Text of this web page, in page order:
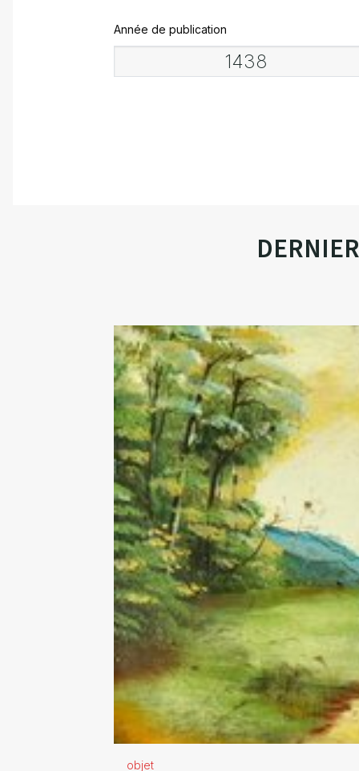
Année de publication
objet